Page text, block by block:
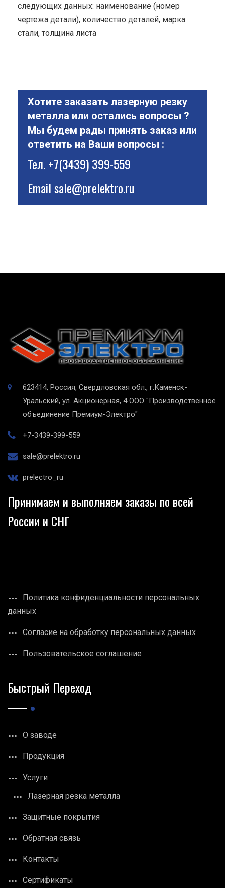
следующих данных: наименование (номер
чертежа детали), количество деталей, марка
стали, толщина листа
Хотите заказать лазерную резку
металла или остались вопросы ?
Мы будем рады принять заказ или
ответить на Ваши вопросы :
Тел.+7(3439) 399-559
Emailsale@prelektro.ru
623414, Россия, Свердловская обл., г.Каменск-
Уральский, ул. Акционерная, 4 ООО "Производственное
объединение Премиум-Электро"
+7-3439-399-559
sale@prelektro.ru
prelectro_ru
Принимаем и выполняем заказы по всей
России и СНГ
Политика конфиденциальности персональных
данных
Согласие на обработку персональных данных
Пользовательское соглашение
Быстрый Переход
О заводе
Продукция
Услуги
Лазерная резка металла
Защитные покрытия
Обратная связь
Контакты
Сертификаты